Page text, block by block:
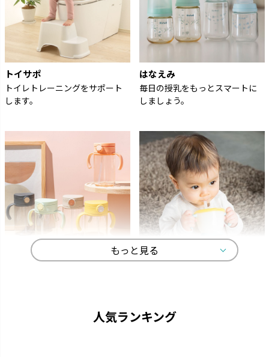
トイサポ
トイレトレーニングをサポート
します。
はなえみ
毎日の授乳をもっとスマートに
しましょう。
もっと見る
人気ランキング